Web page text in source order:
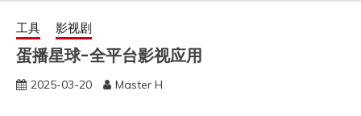
工具 影视剧
蛋播星球-全平台影视应用
2025-03-20 Master H